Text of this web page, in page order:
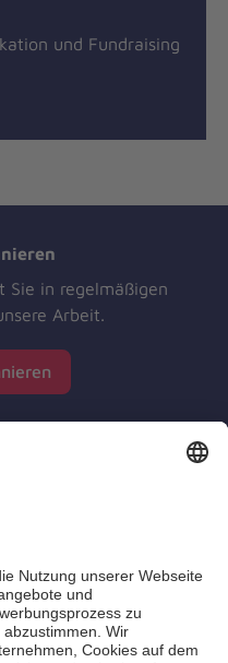
und Fundraising
in regelmäßigen
Arbeit.
Unfall-Hilfe e.V.
Spendenzertifikat
e.V.